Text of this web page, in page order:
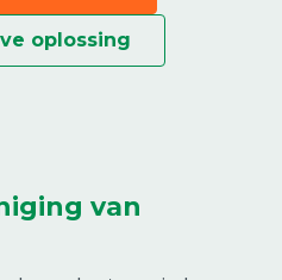
oplossing
van